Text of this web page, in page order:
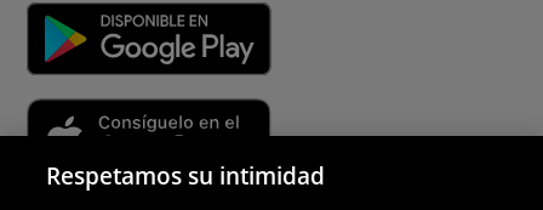
Respetamos su intimidad